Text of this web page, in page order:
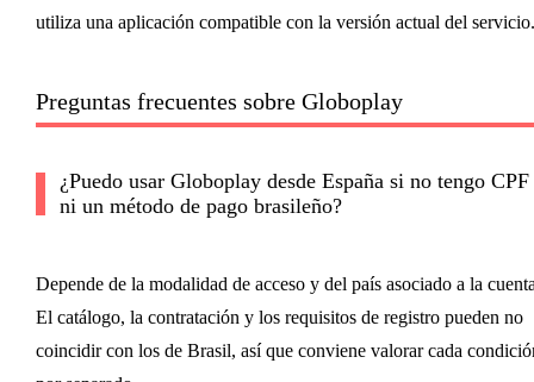
utiliza una aplicación compatible con la versión actual del servicio.
Preguntas frecuentes sobre Globoplay
¿Puedo usar Globoplay desde España si no tengo CPF
ni un método de pago brasileño?
Depende de la modalidad de acceso y del país asociado a la
El catálogo, la contratación y los requisitos de registro pueden no
coincidir con los de Brasil, así que conviene valorar cada